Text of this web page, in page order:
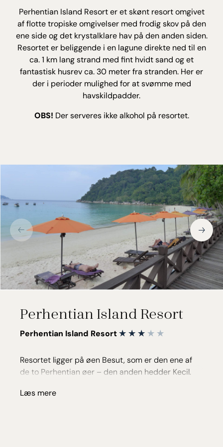
Perhentian Island Resort er et skønt resort omgivet
af flotte tropiske omgivelser med frodig skov på den
ene side og det krystalklare hav på den anden siden.
Resortet er beliggende i en lagune direkte ned til en
ca. 1 km lang strand med fint hvidt sand og et
fantastisk husrev ca. 30 meter fra stranden. Her er
der i perioder mulighed for at svømme med
havskildpadder.
OBS! Der serveres ikke alkohol på resortet.
Perhentian Island Resort
Perhentian Island Resort
Resortet ligger på øen Besut, som er den ene af
de to Perhentian øer – den anden hedder Kecil.
håndfuld små restauranter og en kiosk. Derudover
Læs mere